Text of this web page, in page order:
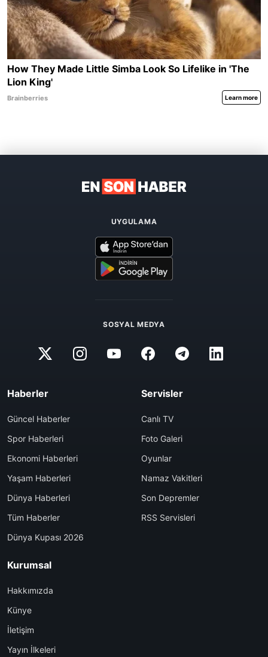
UYGULAMA
SOSYAL MEDYA
Haberler
Güncel Haberler
Spor Haberleri
Ekonomi Haberleri
Yaşam Haberleri
Dünya Haberleri
Tüm Haberler
Dünya Kupası 2026
Servisler
Canlı TV
Foto Galeri
Oyunlar
Namaz Vakitleri
Son Depremler
RSS Servisleri
Kurumsal
Hakkımızda
Künye
İletişim
Yayın İlkeleri